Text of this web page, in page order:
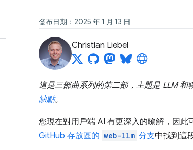
發布日期：2025 年 1 月 13 日
Christian Liebel
這是三部曲系列的第二部，主題是 LLM 和
缺點。
您現在對用戶端 AI 有更深入的瞭解，因
GitHub 存放區的 web-llm 分支中找到這